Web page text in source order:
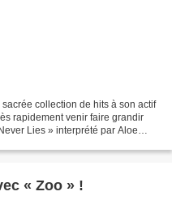
collection de hits à son actif
rapidement venir faire grandir
Lies » interprété par Aloe
« Zoo » !